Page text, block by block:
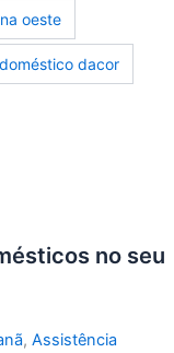
oeste
dacor
no seu
, Assistência